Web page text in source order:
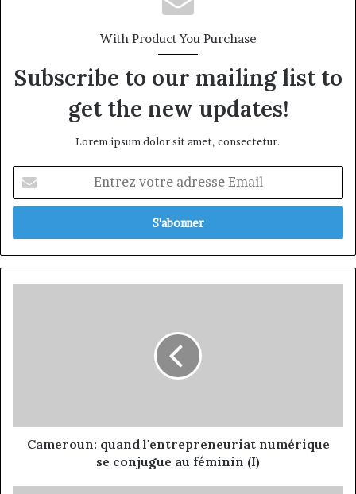
With Product You Purchase
Subscribe to our mailing list to
get the new updates!
Lorem ipsum dolor sit amet, consectetur.
votre
adresse
(I)
Cameroun: quand l'entrepreneuriat numérique
se conjugue au féminin (I)